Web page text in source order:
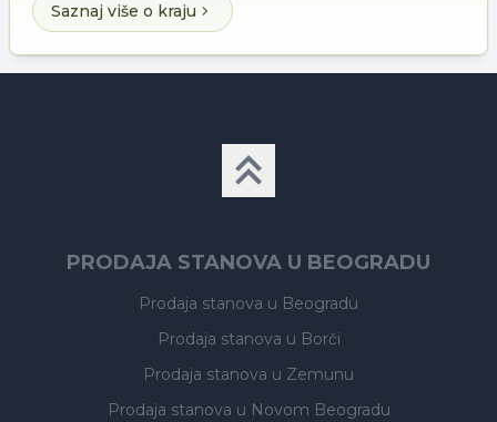
Saznaj više o kraju
PRODAJA STANOVA U BEOGRADU
Prodaja stanova u Beogradu
Prodaja stanova u Borči
Prodaja stanova u Zemunu
Prodaja stanova u Novom Beogradu